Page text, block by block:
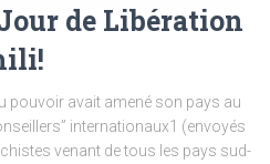
de Libération
pouvoir avait amené son pays au
internationaux1 (envoyés
venant de tous les pays sud-